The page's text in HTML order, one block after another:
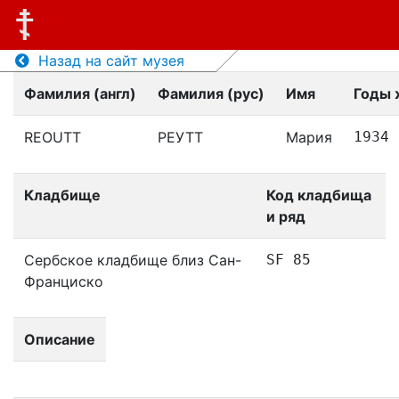
Назад на сайт музея
Фамилия (англ)
Фамилия (рус) Имя Годы
REOUTT РЕУТТ Мария 1934
Кладбище
Код кладбища
и ряд
Сербское кладбище близ Сан-
Франциско
SF 85
Описание